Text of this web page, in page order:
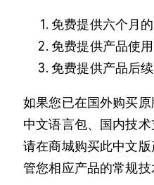
免费提供六个月
免费提供产品使
免费提供产品后续
如果您已在国外购买
中文语言包、国内技术
请在商城购买此中文
管您相应产品的常规技